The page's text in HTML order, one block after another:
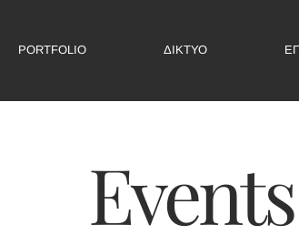
PORTFOLIO ΔΙΚΤΥΟ
Events